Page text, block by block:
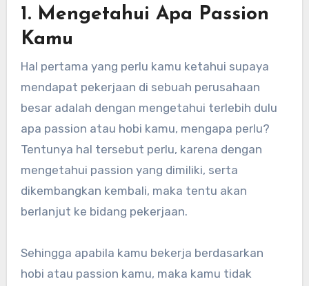
1. Mengetahui Apa Passion
Kamu
Hal pertama yang perlu kamu ketahui supaya
mendapat pekerjaan di sebuah perusahaan
besar adalah dengan mengetahui terlebih dulu
apa passion atau hobi kamu, mengapa perlu?
Tentunya hal tersebut perlu, karena dengan
mengetahui passion yang dimiliki, serta
dikembangkan kembali, maka tentu akan
berlanjut ke bidang pekerjaan.
Sehingga apabila kamu bekerja berdasarkan
hobi atau passion kamu, maka kamu tidak